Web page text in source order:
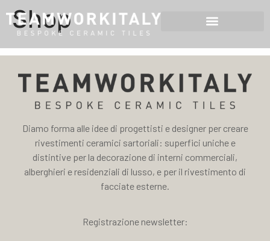
Shop
Diamo forma alle idee di progettisti e designer per creare
rivestimenti ceramici sartoriali: superfici uniche e
distintive per la decorazione di interni commerciali,
alberghieri e residenziali di lusso, e per il rivestimento di
facciate esterne.
Registrazione newsletter: